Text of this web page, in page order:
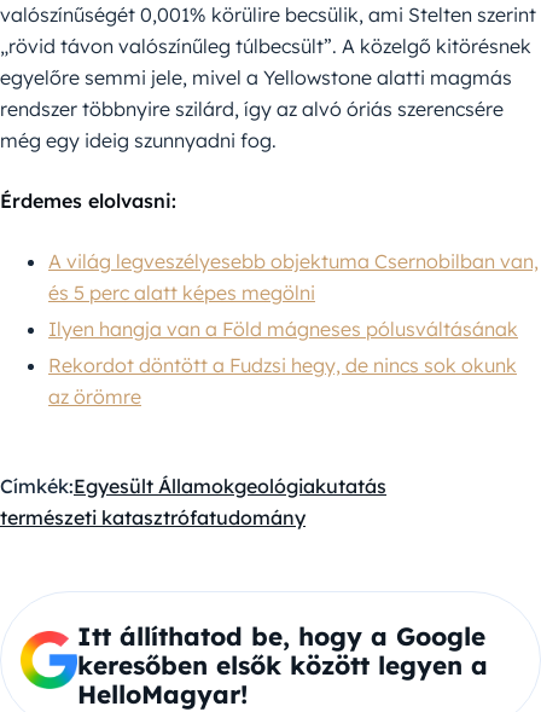
valószínűségét 0,001% körülire becsülik, ami Stelten szerint
„rövid távon valószínűleg túlbecsült”. A közelgő kitörésnek
egyelőre semmi jele, mivel a Yellowstone alatti magmás
rendszer többnyire szilárd, így az alvó óriás szerencsére
még egy ideig szunnyadni fog.
Érdemes elolvasni:
A világ legveszélyesebb objektuma Csernobilban van,
és 5 perc alatt képes megölni
Ilyen hangja van a Föld mágneses pólusváltásának
Rekordot döntött a Fudzsi hegy, de nincs sok okunk
az örömre
Címkék:Egyesült Államokgeológiakutatás
természeti katasztrófatudomány
Itt állíthatod be, hogy a Google
keresőben elsők között legyen a
HelloMagyar!